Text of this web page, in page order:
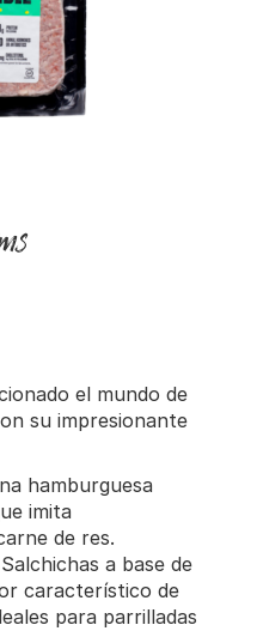
el mundo de
su impresionante
hamburguesa
imita
de res.
a base de
característico de
para parrilladas